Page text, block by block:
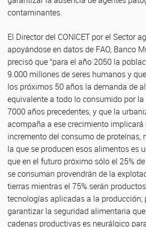
contaminantes.
El Director del CONICET por el Sector
apoyándose en datos de FAO, Banco
precisó que “para el año 2050 la
9.000 millones de seres humanos y
los próximos 50 años la demanda de
equivalente a todo lo consumido por
7000 años precedentes, y que la
acompaña a ese crecimiento implicará
incremento del consumo de proteínas,
la que se producen esos alimentos es
que en el futuro próximo sólo el 25%
se consuman provendrán de la
tierras mientras el 75% serán
tecnologías aplicadas a la producción;
garantizar la seguridad alimentaria
cadenas productivas es neurálgico